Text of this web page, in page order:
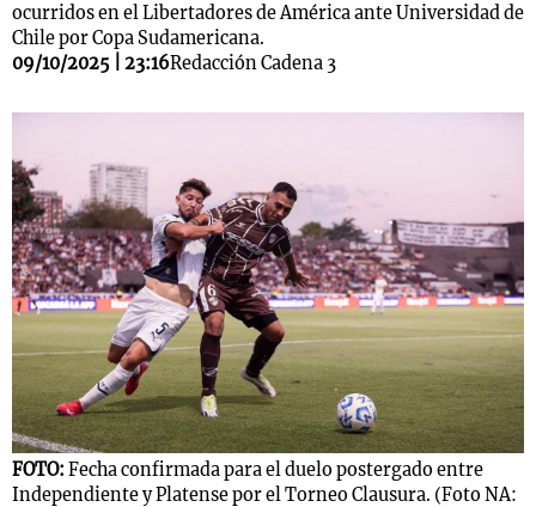
ocurridos en el Libertadores de América ante Universidad de
Chile por Copa Sudamericana.
09/10/2025 | 23:16Redacción Cadena 3
FOTO: Fecha confirmada para el duelo postergado entre
Independiente y Platense por el Torneo Clausura. (Foto NA:
Notas
Mundial 2026
Notas
La Sole en
Cadena 3